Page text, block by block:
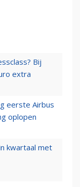
Bij
extra
eerste Airbus
oplopen
kwartaal met